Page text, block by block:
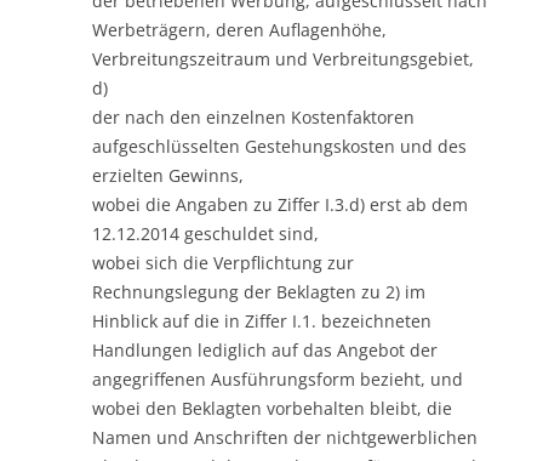
Werbeträgern, deren Auflagenhöhe,
Verbreitungszeitraum und Verbreitungsgebiet,
d)
der nach den einzelnen Kostenfaktoren
aufgeschlüsselten Gestehungskosten und des
erzielten Gewinns,
wobei die Angaben zu Ziffer I.3.d) erst ab dem
12.12.2014 geschuldet sind,
wobei sich die Verpflichtung zur
Rechnungslegung der Beklagten zu 2) im
Hinblick auf die in Ziffer I.1. bezeichneten
Handlungen lediglich auf das Angebot der
angegriffenen Ausführungsform bezieht, und
wobei den Beklagten vorbehalten bleibt, die
Namen und Anschriften der nichtgewerblichen